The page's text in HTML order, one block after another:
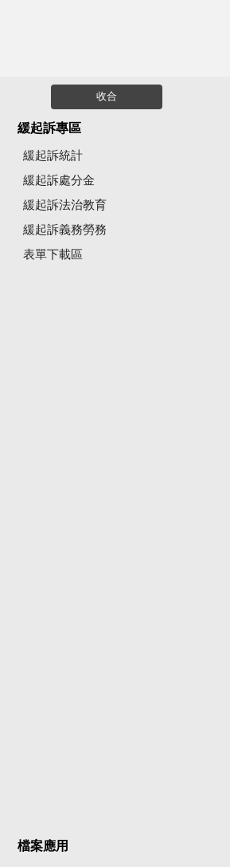
收合
緩起訴專區
緩起訴統計
緩起訴處分金
緩起訴法治教育
緩起訴義務勞務
表單下載區
檔案應用